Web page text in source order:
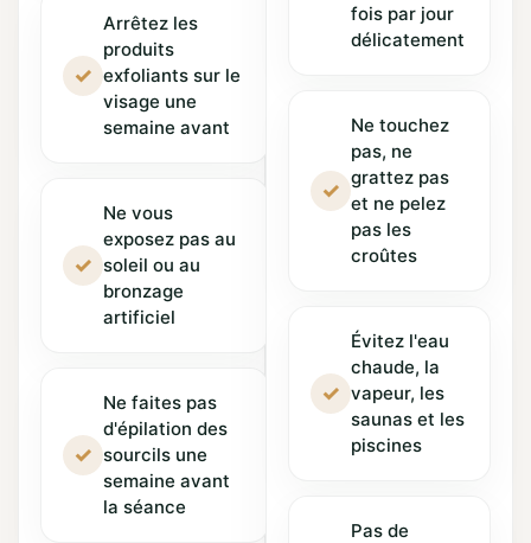
✓
Arrêtez les
produits
exfoliants sur le
visage une
semaine avant
✓
Ne vous
exposez pas au
soleil ou au
bronzage
artificiel
✓
Ne faites pas
d'épilation des
sourcils une
semaine avant
la séance
fois par jour
délicatement
✓
Ne touchez
pas, ne
grattez pas
et ne pelez
pas les
croûtes
✓
Évitez l'eau
chaude, la
vapeur, les
saunas et les
piscines
Pas de